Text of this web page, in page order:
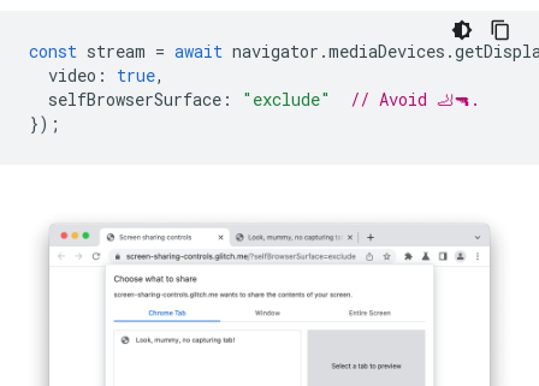
const stream = await navigator .mediaDevices .
video : true,
selfBrowserSurface : "exclude"
// Avoid 🦶🔫.
});